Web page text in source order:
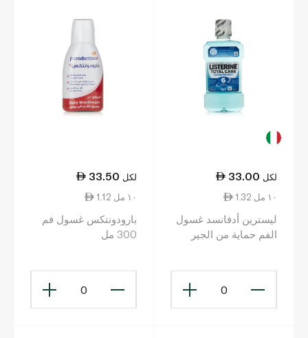
33.00 لكل
1.32 ١٠ مل
ليسترين أدفانسد غسول
الفم حماية من الجير
0
33.50 لكل
1.12 ١٠ مل
بارودونتكس غسول فم
300 مل
0